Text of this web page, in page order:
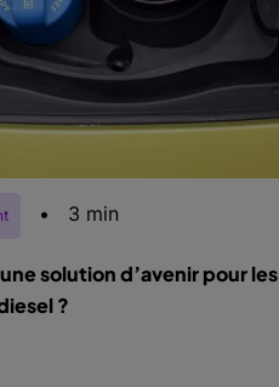
• 3 min
solution d’avenir pour les
?